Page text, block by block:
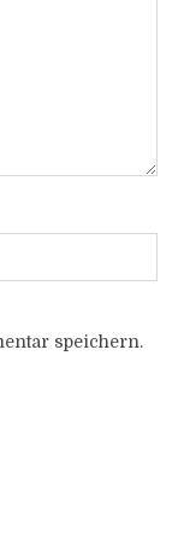
speichern.